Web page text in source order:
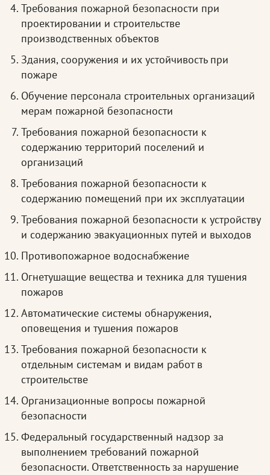
Требования пожарной безопасности при
проектировании и строительстве
производственных объектов
Здания, сооружения и их устойчивость при
пожаре
Обучение персонала строительных организаций
мерам пожарной безопасности
Требования пожарной безопасности к
содержанию территорий поселений и
организаций
Требования пожарной безопасности к
содержанию помещений при их эксплуатации
Требования пожарной безопасности к устройству
и содержанию эвакуационных путей и выходов
Противопожарное водоснабжение
Огнетушащие вещества и техника для тушения
пожаров
Автоматические системы обнаружения,
оповещения и тушения пожаров
Требования пожарной безопасности к
отдельным системам и видам работ в
строительстве
Организационные вопросы пожарной
безопасности
Федеральный государственный надзор за
выполнением требований пожарной
безопасности. Ответственность за нарушение